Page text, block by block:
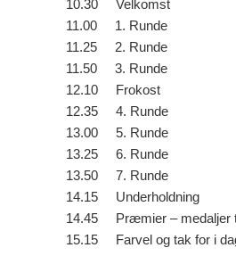
10.30 Velkomst
11.00 1. Runde
11.25 2. Runde
11.50 3. Runde
12.10 Frokost
12.35 4. Runde
13.00 5. Runde
13.25 6. Runde
13.50 7. Runde
14.15 Underholdning
14.45 Præmier – medaljer
15.15 Farvel og tak for i